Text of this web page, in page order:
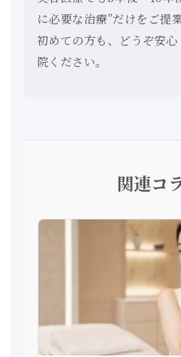
に必要な治療”だけをご提
初めての方も、どうぞ安
院ください。
関連コ